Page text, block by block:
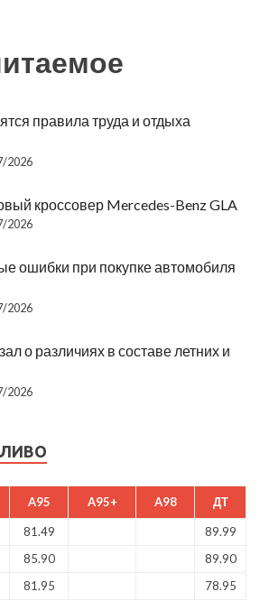
правила труда и отдыха
2026
кроссовер Mercedes-Benz GLA
2026
ошибки при покупке автомобиля
2026
о различиях в составе летних и
2026
A95 A95+ A98 ДТ
81.49
89.99
85.90
89.90
81.95 78.95